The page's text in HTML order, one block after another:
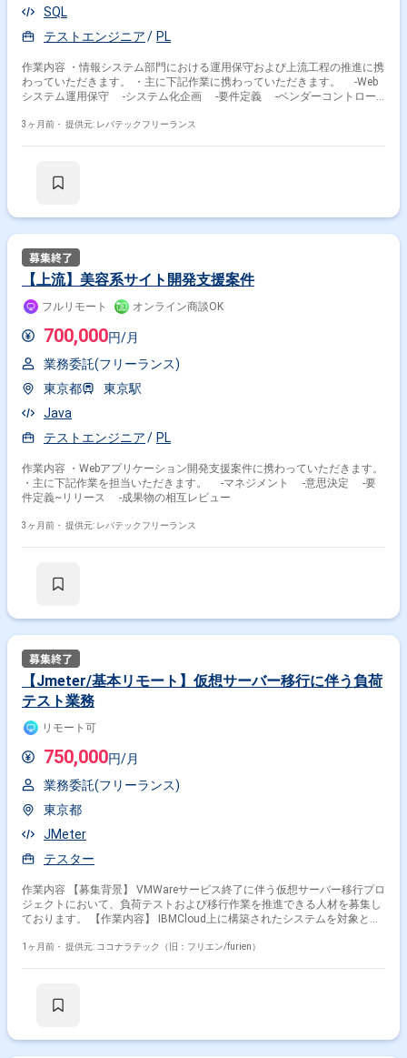
SQL
テストエンジニア
PL
作業内容 ・情報システム部門における運用保守および上流工程の推進に携
わっていただきます。 ・主に下記作業に携わっていただきます。 -Web
システム運用保守 -システム化企画 -要件定義 -ベンダーコントロー
3ヶ月前・ 提供元: レバテックフリーランス
【上流】美容系サイト開発支援案件
フルリモート オンライン商談OK
700,000円/月
業務委託(フリーランス)
東京都
東京駅
Java
テストエンジニア
PL
作業内容 ・Webアプリケーション開発支援案件に携わっていただきます。
・主に下記作業を担当いただきます。 -マネジメント -意思決定 -要
件定義~リリース -成果物の相互レビュー
3ヶ月前・ 提供元: レバテックフリーランス
【Jmeter/基本リモート】仮想サーバー移行に伴う負荷
テスト業務
リモート可
750,000円/月
業務委託(フリーランス)
東京都
JMeter
テスター
作業内容 【募集背景】 VMWareサービス終了に伴う仮想サーバー移行プロ
ジェクトにおいて、負荷テストおよび移行作業を推進できる人材を募集し
ております。 【作業内容】 IBMCloud上に構築されたシステムを対象とし
に先立ち、基盤システムに対する負荷テスト・性能テストの計画立案やテ
す。その後、テスト結果を踏まえた移行作業の支援や関連する技術検証に
1ヶ月前・ 提供元: ココナラテック（旧：フリエン/furien）